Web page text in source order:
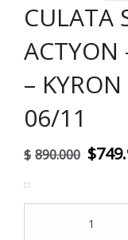
CULATA
ACTYON
–
06/11
$ 890.000 El
era:
$